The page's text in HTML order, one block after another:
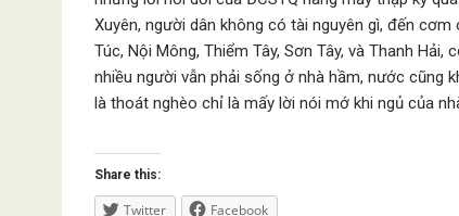
Xuyên, người dân không có tài nguyên gì, đến
Túc, Nội Mông, Thiểm Tây, Sơn Tây, và Thanh
nhiều người vẫn phải sống ở nhà hầm, nước cũng
là thoát nghèo chỉ là mấy lời nói mớ khi ngủ của
Share this:
Twitter Facebook